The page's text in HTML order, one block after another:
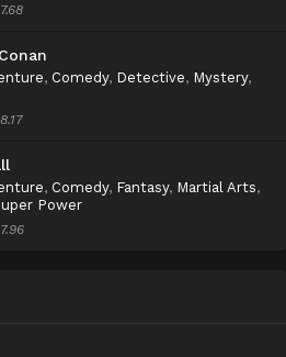
7.68
, Comedy, Detective, Mystery,
8.17
, Comedy, Fantasy, Martial Arts,
Power
7.96